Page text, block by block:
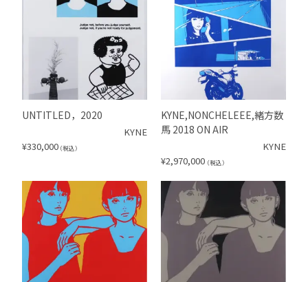
UNTITLED，2020
KYNE
¥330,000 （税込）
KYNE,NONCHELEEE,緒方数
馬 2018 ON AIR
KYNE
¥2,970,000 （税込）